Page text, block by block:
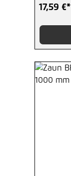
17,59 €*